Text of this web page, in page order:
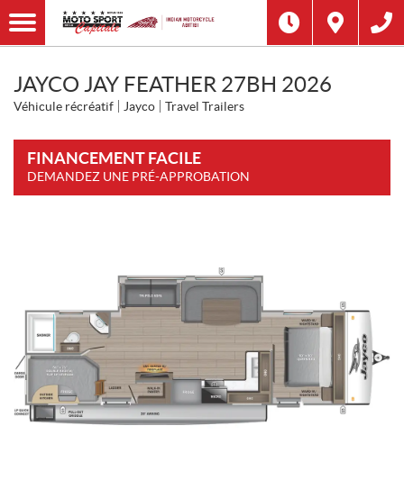
JAYCO JAY FEATHER 27BH 2026
Véhicule récréatif Jayco Travel Trailers
FINANCEMENT FACILE
DEMANDEZ UNE PRÉ-APPROBATION